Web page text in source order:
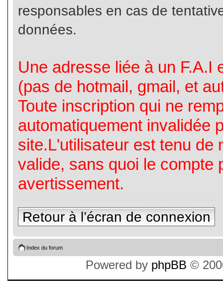
responsables en cas de
données.
Une adresse liée à un F.A.I
(pas de hotmail, gmail, et
Toute inscription qui ne
automatiquement invalidée
site.L'utilisateur est tenu de
valide, sans quoi le compte
avertissement.
Retour à l’écran de connexion
Index du forum
Powered by phpBB ©